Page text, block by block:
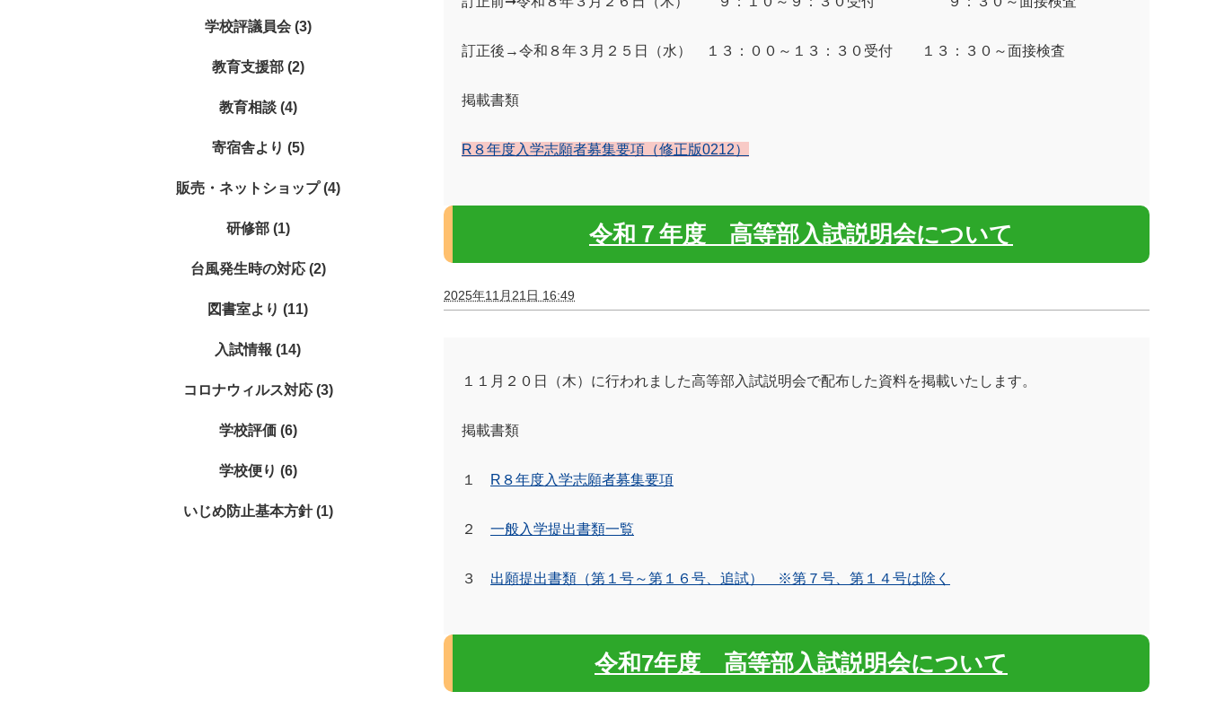
訂正後→令和８年３月２５日（水） １３：００～１３：３０受付 １３：３０～面接検査
掲載書類
R８年度入学志願者募集要項（修正版0212）
令和７年度 高等部入試説明会について
2025年11月21日 16:49
１１月２０日（木）に行われました高等部入試説明会で配布した資料を掲載いたします。
掲載書類
１ R８年度入学志願者募集要項
２ 一般入学提出書類一覧
３ 出願提出書類（第１号～第１６号、追試） ※第７号、第１４号は除く
令和7年度 高等部入試説明会について
学校評議員会 (3)
教育支援部 (2)
教育相談 (4)
寄宿舎より (5)
販売・ネットショップ (4)
研修部 (1)
台風発生時の対応 (2)
図書室より (11)
入試情報 (14)
コロナウィルス対応 (3)
学校評価 (6)
学校便り (6)
いじめ防止基本方針 (1)